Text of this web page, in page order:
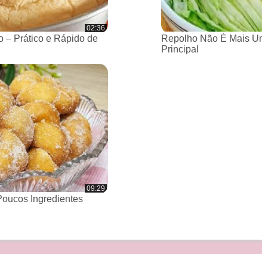
02:36
– Prático e Rápido de
Repolho Não É Mais
Principal
09:29
Ingredientes